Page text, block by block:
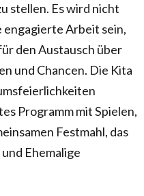
stellen. Es wird nicht
engagierte Arbeit sein,
den Austausch über
und Chancen. Die Kita
Programm mit Spielen,
Festmahl, das
Ehemalige